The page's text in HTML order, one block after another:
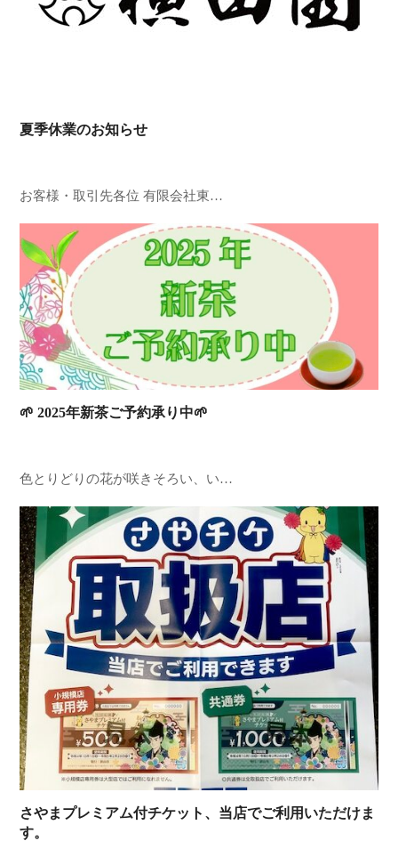
夏季休業のお知らせ
お客様・取引先各位 有限会社東…
🌱 2025年新茶ご予約承り中🌱
色とりどりの花が咲きそろい、い…
さやまプレミアム付チケット、当店でご利用いただけま
す。